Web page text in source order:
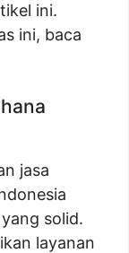
ini.
ini, baca
jasa
solid.
layanan